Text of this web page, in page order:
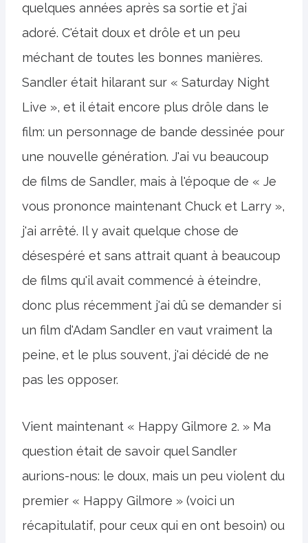
quelques années après sa sortie et j'ai
adoré. C'était doux et drôle et un peu
méchant de toutes les bonnes manières.
Sandler était hilarant sur « Saturday Night
Live », et il était encore plus drôle dans le
film: un personnage de bande dessinée pour
une nouvelle génération. J'ai vu beaucoup
de films de Sandler, mais à l'époque de « Je
vous prononce maintenant Chuck et Larry »,
j'ai arrêté. Il y avait quelque chose de
désespéré et sans attrait quant à beaucoup
de films qu'il avait commencé à éteindre,
donc plus récemment j'ai dû se demander si
un film d'Adam Sandler en vaut vraiment la
peine, et le plus souvent, j'ai décidé de ne
pas les opposer.
Vient maintenant « Happy Gilmore 2. » Ma
question était de savoir quel Sandler
aurions-nous: le doux, mais un peu violent du
premier « Happy Gilmore » (voici un
récapitulatif, pour ceux qui en ont besoin) ou